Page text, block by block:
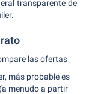
transparente de
las ofertas
más probable es
menudo a partir